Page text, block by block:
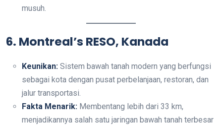
musuh.
6. Montreal’s RESO, Kanada
Keunikan: Sistem bawah tanah modern yang berfungsi
sebagai kota dengan pusat perbelanjaan, restoran, dan
jalur transportasi.
Fakta Menarik: Membentang lebih dari 33 km,
menjadikannya salah satu jaringan bawah tanah terbesar